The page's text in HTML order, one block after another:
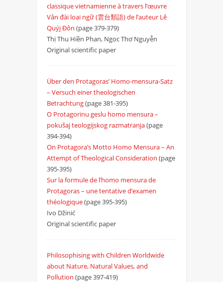
classique vietnamienne à travers l’œuvre
Vân đài loại ngữ (雲台類語) de l’auteur Lê
Quýj Đôn (page 379-379)
Thị Thu Hiền Phan, Ngọc Thơ Nguyễn
Original scientific paper
Über den Protagorasʼ Homo-mensura-Satz
– Versuch einer theologischen
Betrachtung(page 381-395)
O Protagorinu geslu homo mensura –
pokušaj teologijskog razmatranja(page
394-394)
On Protagora’s Motto Homo Mensura – An
Attempt of Theological Consideration (page
395-395)
Sur la formule de l’homo mensura de
Protagoras – une tentative d’examen
théologique(page 395-395)
Ivo Džinić
Original scientific paper
Philosophising with Children Worldwide
about Nature, Natural Values, and
Pollution (page 397-419)